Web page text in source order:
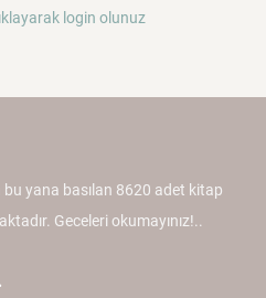
login olunuz
yana basılan 8620 adet kitap
Geceleri okumayınız!..